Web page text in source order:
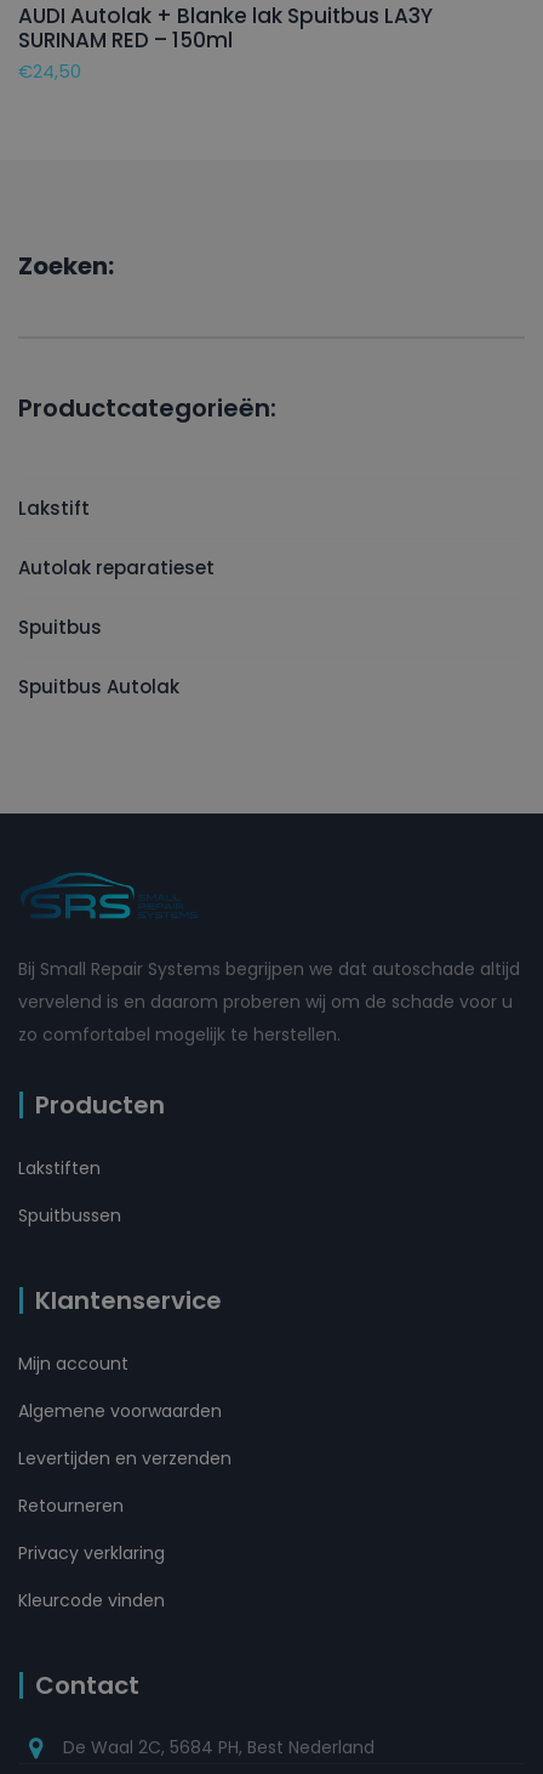
AUDI Autolak + Blanke lak Spuitbus LA3Y
SURINAM RED – 150ml
€24,50
Zoeken:
Productcategorieën:
Lakstift
Autolak reparatieset
Spuitbus
Spuitbus Autolak
Bij Small Repair Systems begrijpen we dat autoschade altijd
vervelend is en daarom proberen wij om de schade voor u
zo comfortabel mogelijk te herstellen.
Producten
Lakstiften
Spuitbussen
Klantenservice
Mijn account
Algemene voorwaarden
Levertijden en verzenden
Retourneren
Privacy verklaring
Kleurcode vinden
Contact
De Waal 2C, 5684 PH, Best Nederland